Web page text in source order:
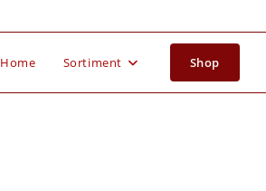
Home Sortiment Shop